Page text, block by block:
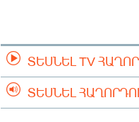
ՏԵՍՆԵԼ TV
ՏԵՍՆԵԼ